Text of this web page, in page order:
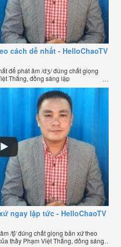
cách dễ nhất - HelloChaoTV
để phát âm /dʒ/ đúng chất giọng
Thắng, đồng sáng lập
Anh trực tuyến chặt chẽ nhất thế
ngay lập tức - HelloChaoTV
/tʃ/ đúng chất giọng bản xứ theo
thầy Phạm Việt Thắng, đồng sáng